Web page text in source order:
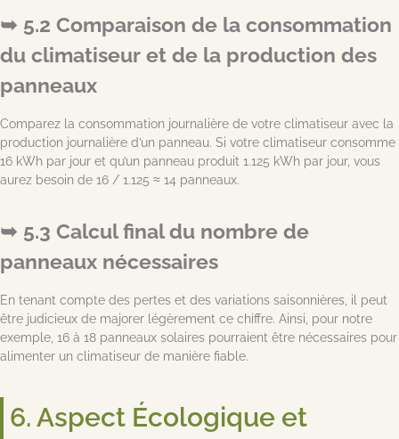
5.2 Comparaison de la consommation
du climatiseur et de la production des
panneaux
Comparez la consommation journalière de votre climatiseur avec la
production journalière d’un panneau. Si votre climatiseur consomme
16 kWh par jour et qu’un panneau produit 1.125 kWh par jour, vous
aurez besoin de 16 / 1.125 ≈ 14 panneaux.
5.3 Calcul final du nombre de
panneaux nécessaires
En tenant compte des pertes et des variations saisonnières, il peut
être judicieux de majorer légèrement ce chiffre. Ainsi, pour notre
exemple, 16 à 18 panneaux solaires pourraient être nécessaires pour
alimenter un climatiseur de manière fiable.
6. Aspect Écologique et